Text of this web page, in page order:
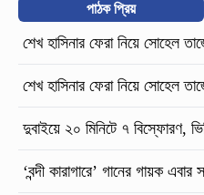
পাঠক প্রিয়
শেখ হাসিনার ফেরা নিয়ে সোহেল
শেখ হাসিনার ফেরা নিয়ে সোহেল
দুবাইয়ে ২০ মিনিটে ৭ বিস্ফোরণ,
‘বন্দী কারাগারে’ গানের গায়ক এবার